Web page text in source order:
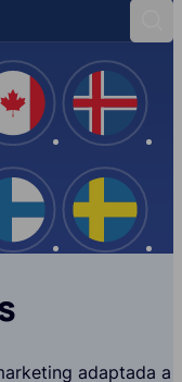
Canadá
Finlandia Suecia
adaptada a